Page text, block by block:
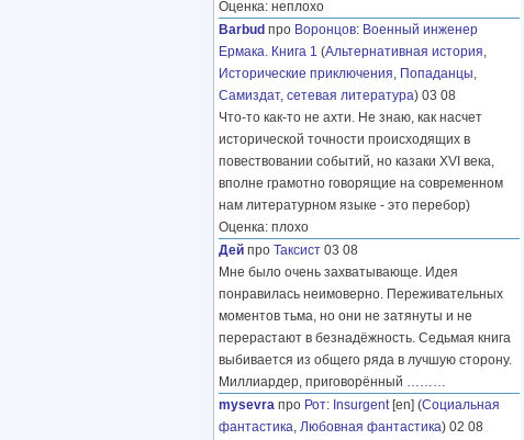
Оценка: неплохо
Barbud про Воронцов: Военный инженер
Ермака. Книга 1 (Альтернативная история,
Исторические приключения, Попаданцы,
Самиздат, сетевая литература) 03 08
Что-то как-то не ахти. Не знаю, как насчет
исторической точности происходящих в
повествовании событий, но казаки XVI века,
вполне грамотно говорящие на современном
нам литературном языке - это перебор)
Оценка: плохо
Дей про Таксист 03 08
Мне было очень захватывающе. Идея
понравилась неимоверно. Переживательных
моментов тьма, но они не затянуты и не
перерастают в безнадёжность. Седьмая книга
выбивается из общего ряда в лучшую сторону.
Миллиардер, приговорённый ………
mysevra про Рот: Insurgent[en] (Социальная
фантастика, Любовная фантастика) 02 08